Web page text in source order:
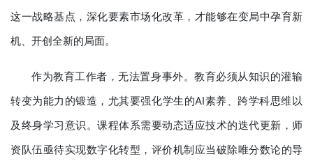
这一战略基点，深化要素市场化改革，才能够在变局中孕育新
机、开创全新的局面。
作为教育工作者，无法置身事外。教育必须从知识的灌输
转变为能力的锻造，尤其要强化学生的AI素养、跨学科思维以
及终身学习意识。课程体系需要动态适应技术的迭代更新，师
资队伍亟待实现数字化转型，评价机制应当破除唯分数论的导